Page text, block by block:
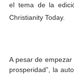
el tema de la
Christianity Today.
A pesar de
prosperidad”, la